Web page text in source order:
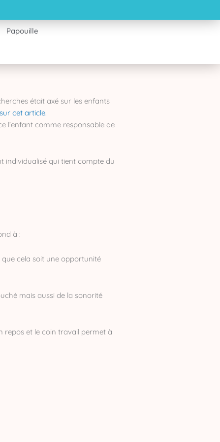
Papouille
était axé sur les enfants
sur cet article.
l’enfant comme responsable de
individualisé qui tient compte du
à :
que cela soit une opportunité
mais aussi de la sonorité
repos et le coin travail permet à